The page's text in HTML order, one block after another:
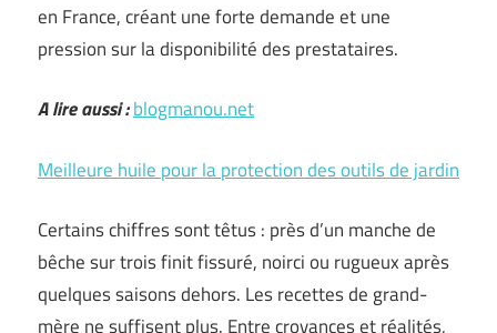
en France, créant une forte demande et une
pression sur la disponibilité des prestataires.
A lire aussi :blogmanou.net
Meilleure huile pour la protection des outils de jardin
Certains chiffres sont têtus : près d’un manche de
bêche sur trois finit fissuré, noirci ou rugueux après
quelques saisons dehors. Les recettes de grand-
mère ne suffisent plus. Entre croyances et réalités,